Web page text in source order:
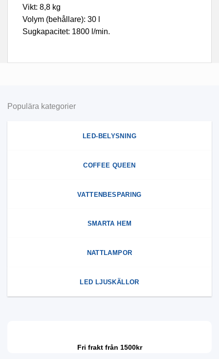
Vikt: 8,8 kg
Volym (behållare): 30 l
Sugkapacitet: 1800 l/min.
Populära kategorier
LED-BELYSNING
COFFEE QUEEN
VATTENBESPARING
SMARTA HEM
NATTLAMPOR
LED LJUSKÄLLOR
Fri frakt från 1500kr